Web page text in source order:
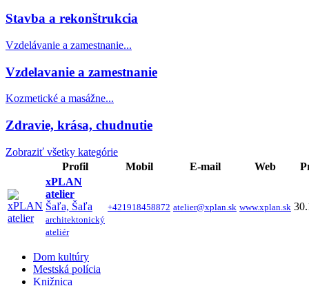
Stavba a rekonštrukcia
Vzdelávanie a zamestnanie...
Vzdelavanie a zamestnanie
Kozmetické a masážne...
Zdravie, krása, chudnutie
Zobraziť všetky kategórie
Profil
Mobil E-mail Web
xPLAN
atelier
Šaľa, Šaľa
architektonický
ateliér
+421918458872 atelier@xplan.sk www.xplan.sk
Dom kultúry
Mestská polícia
Knižnica